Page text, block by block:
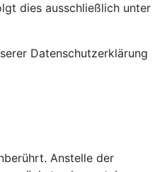
dies ausschließlich unter
Datenschutzerklärung
Anstelle der